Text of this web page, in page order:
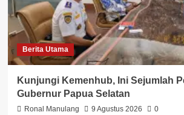
Berita Utama
Kunjungi Kemenhub, Ini Sejumlah
Gubernur Papua Selatan
Ronal Manulang 9 Agustus 2026 0